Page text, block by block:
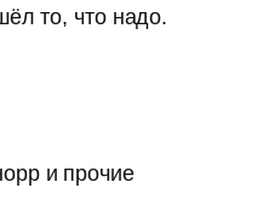
то, что надо.
и прочие